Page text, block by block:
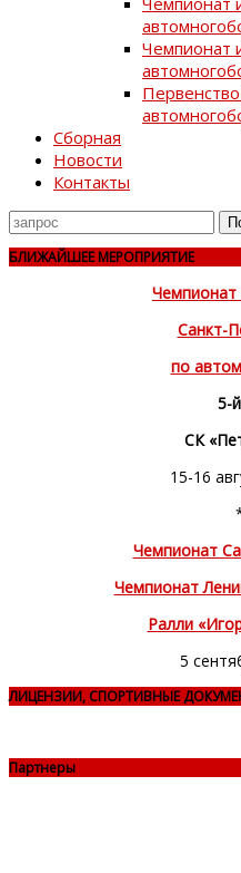
Чемпионат
Сборная
Новости
Контакты
Поиск
для
БЛИЖАЙШЕЕ МЕРОПРИЯТИЕ
Чемпионат
Санкт-
по
5-
СК
15-16
Чемпионат
Чемпионат
Ралли
5
ЛИЦЕНЗИИ, СПОРТИВНЫЕ
Партнеры